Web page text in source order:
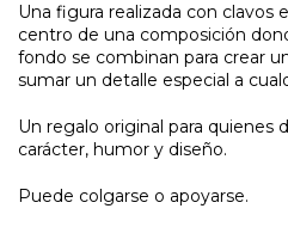
Una figura realizada con clavos
centro de una composición
fondo se combinan para crear
sumar un detalle especial a
Un regalo original para quienes
carácter, humor y diseño.
Puede colgarse o apoyarse.